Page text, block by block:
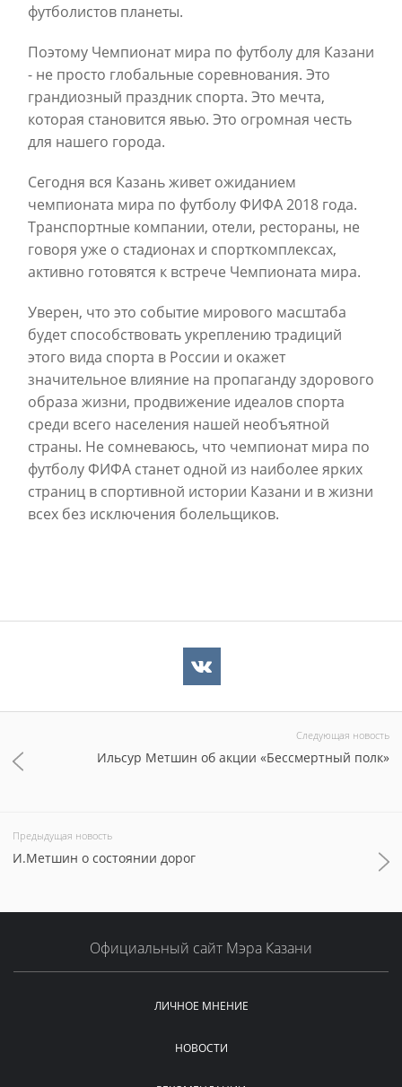
футболистов планеты.
Поэтому Чемпионат мира по футболу для Казани
- не просто глобальные соревнования. Это
грандиозный праздник спорта. Это мечта,
которая становится явью. Это огромная честь
для нашего города.
Сегодня вся Казань живет ожиданием
чемпионата мира по футболу ФИФА 2018 года.
Транспортные компании, отели, рестораны, не
говоря уже о стадионах и спорткомплексах,
активно готовятся к встрече Чемпионата мира.
Уверен, что это событие мирового масштаба
будет способствовать укреплению традиций
этого вида спорта в России и окажет
значительное влияние на пропаганду здорового
образа жизни, продвижение идеалов спорта
среди всего населения нашей необъятной
страны. Не сомневаюсь, что чемпионат мира по
футболу ФИФА станет одной из наиболее ярких
страниц в спортивной истории Казани и в жизни
всех без исключения болельщиков.
Следующая новость
Ильсур Метшин об акции «Бессмертный полк»
Предыдущая новость
И.Метшин о состоянии дорог
Официальный сайт Мэра Казани
ЛИЧНОЕ МНЕНИЕ
НОВОСТИ